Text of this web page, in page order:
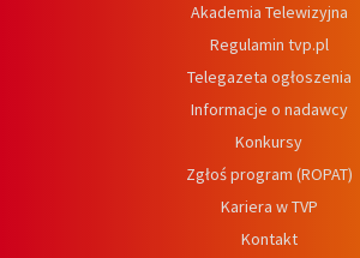
Akademia Telewizyjna
Regulamin tvp.pl
Telegazeta ogłoszenia
Informacje o nadawcy
Konkursy
Zgłoś program (ROPAT)
Kariera w TVP
Kontakt